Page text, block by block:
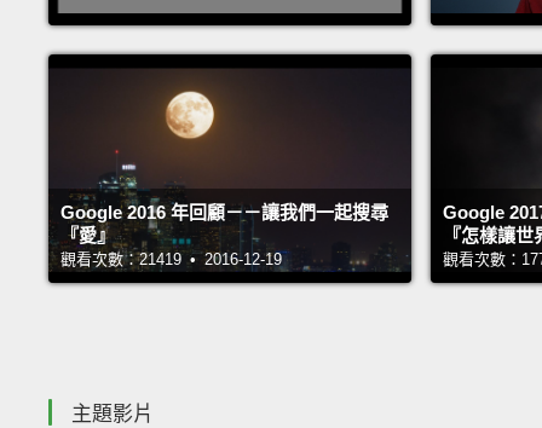
Google 2016 年回顧－－讓我們一起搜尋
『愛』
觀看次數：21419 • 2016-12-19
Google
『怎樣讓
觀看次數：
主題影片